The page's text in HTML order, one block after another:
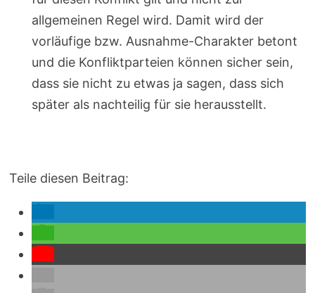
allgemeinen Regel wird. Damit wird der
vorläufige bzw. Ausnahme-Charakter betont
und die Konfliktparteien können sicher sein,
dass sie nicht zu etwas ja sagen, dass sich
später als nachteilig für sie herausstellt.
Teile diesen Beitrag: